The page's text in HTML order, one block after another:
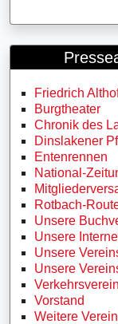
Friedrich
Burgtheater
Chronik des
Dinslakener
Entenrennen
National-
Rotbach-
Unsere
Unsere
Unsere
Unsere
Vorstand
Weitere